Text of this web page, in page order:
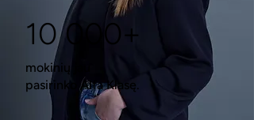
10 000+
mokinių jau
pasirinko Alfa Klasę.